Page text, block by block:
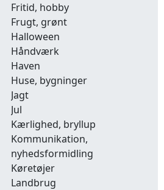
Fritid, hobby
Frugt, grønt
Halloween
Håndværk
Haven
Huse, bygninger
Jagt
Jul
Kærlighed, bryllup
Kommunikation,
nyhedsformidling
Køretøjer
Landbrug